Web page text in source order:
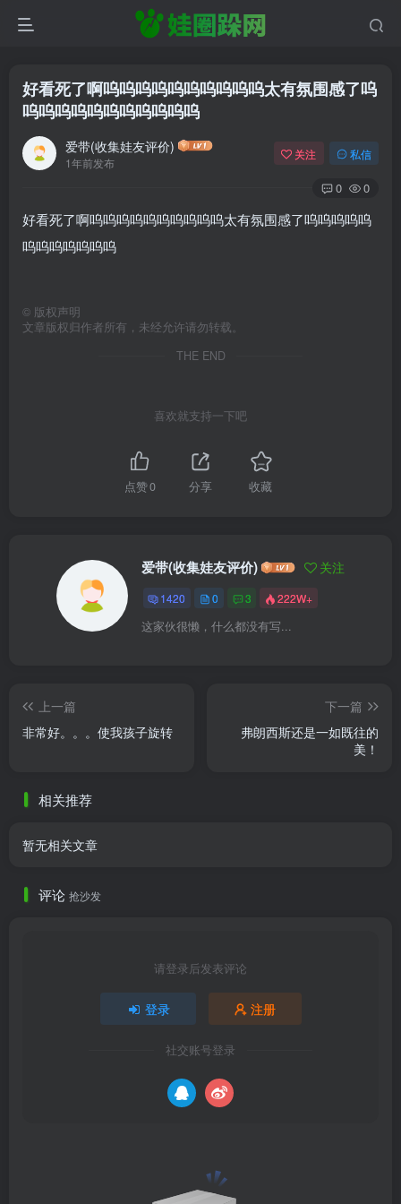
好看死了啊呜呜呜呜呜呜呜呜呜呜太有氛围感了呜
呜呜呜呜呜呜呜呜呜呜呜
爱带(收集娃友评价)
1年前发布
关注 私信
0 0
好看死了啊呜呜呜呜呜呜呜呜呜呜太有氛围感了呜呜呜呜呜
呜呜呜呜呜呜呜
© 版权声明
文章版权归作者所有，未经允许请勿转载。
THE END
喜欢就支持一下吧
点赞0 分享 收藏
爱带(收集娃友评价) 关注
1420 0 3 222W+
这家伙很懒，什么都没有写...
上一篇
非常好。。。使我孩子旋转
下一篇
弗朗西斯还是一如既往的
美！
相关推荐
暂无相关文章
评论 抢沙发
请登录后发表评论
登录 注册
社交账号登录